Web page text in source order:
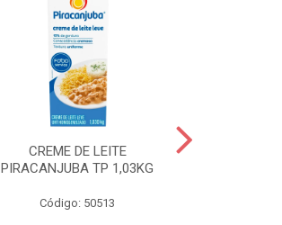
CREME DE LEITE
PIRACANJUBA TP 1,03KG
Código: 50513